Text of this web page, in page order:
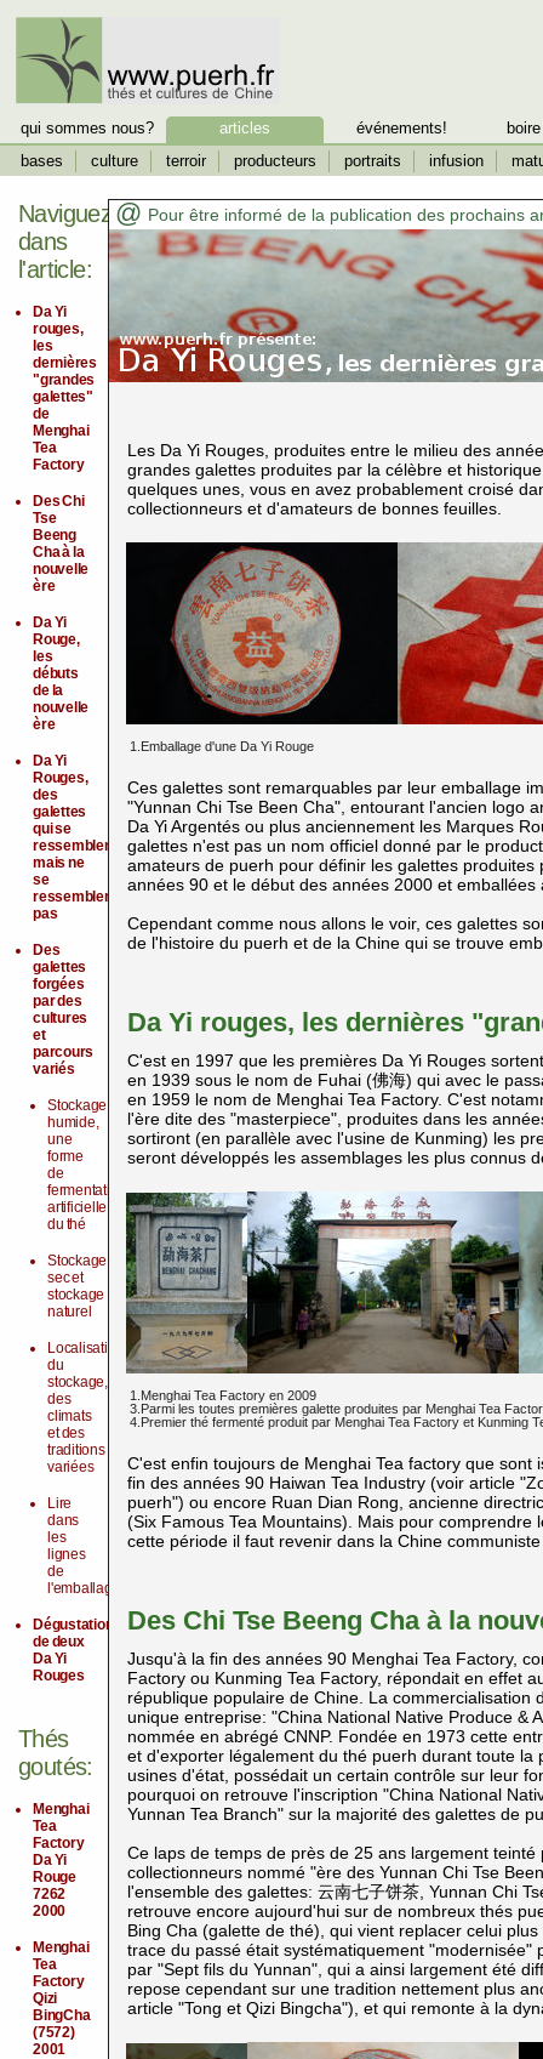
Naviguez
dans
l'article:
Da Yi
rouges,
les
dernières
"grandes
galettes"
de
Menghai
Tea
Factory
Des Chi
Tse
Beeng
Cha à la
nouvelle
ère
Da Yi
Rouge,
les
débuts
de la
nouvelle
ère
Da Yi
Rouges,
des
galettes
qui se
ressemblent
mais ne
se
ressemblent
pas
Des
galettes
forgées
par des
cultures
et
parcours
variés
Stockage
humide,
une
forme
de
fermentation
artificielle
du thé
Stockage
sec et
stockage
naturel
Localisation
du
stockage,
des
climats
et des
traditions
variées
Lire
dans
les
lignes
de
l'emballage...
Dégustation
de deux
Da Yi
Rouges
Thés
goutés:
Menghai
Tea
Factory
Da Yi
Rouge
7262
2000
Menghai
Tea
Factory
Qizi
BingCha
(7572)
2001
@ Pour être informé de la publication des prochains
Les Da Yi Rouges, produites entre le milieu des
grandes galettes produites par la célèbre et
quelques unes, vous en avez probablement croisé
collectionneurs et d'amateurs de bonnes feuilles.
1.Emballage d'une Da Yi Rouge
Ces galettes sont remarquables par leur emballage
"Yunnan Chi Tse Been Cha", entourant l'ancien logo
Da Yi Argentés ou plus anciennement les Marques
galettes n'est pas un nom officiel donné par le
amateurs de puerh pour définir les galettes
années 90 et le début des années 2000 et
Cependant comme nous allons le voir, ces galettes
de l'histoire du puerh et de la Chine qui se trouve
Da Yi rouges, les dernières
C'est en 1997 que les premières Da Yi Rouges
en 1939 sous le nom de Fuhai (佛海) qui avec le
en 1959 le nom de Menghai Tea Factory. C'est
l'ère dite des "masterpiece", produites dans les
sortiront (en parallèle avec l'usine de Kunming) les
seront développés les assemblages les plus connus
1.Menghai Tea Factory en 2009
3.Parmi les toutes premières galette produites par Menghai Tea
4.Premier thé fermenté produit par Menghai Tea Factory et Kunming
C'est enfin toujours de Menghai Tea factory que
fin des années 90 Haiwan Tea Industry (voir article
puerh") ou encore Ruan Dian Rong, ancienne
(Six Famous Tea Mountains). Mais pour
cette période il faut revenir dans la Chine
Des Chi Tse Beeng Cha à la
Jusqu'à la fin des années 90 Menghai Tea Factory,
Factory ou Kunming Tea Factory, répondait en effet
république populaire de Chine. La
unique entreprise: "China National Native Produce &
nommée en abrégé CNNP. Fondée en 1973 cette
et d'exporter légalement du thé puerh durant toute la
usines d'état, possédait un certain contrôle sur leur
pourquoi on retrouve l'inscription "China National
Yunnan Tea Branch" sur la majorité des galettes de
Ce laps de temps de près de 25 ans largement
collectionneurs nommé "ère des Yunnan Chi Tse
l'ensemble des galettes: 云南七子饼茶, Yunnan Chi
retrouve encore aujourd'hui sur de nombreux thés
Bing Cha (galette de thé), qui vient replacer celui
trace du passé était systématiquement
par "Sept fils du Yunnan", qui a ainsi largement été
repose cependant sur une tradition nettement plus
article "Tong et Qizi Bingcha"), et qui remonte à la
qui sommes nous? articles événements!
bases
culture terroir producteurs portraits infusion